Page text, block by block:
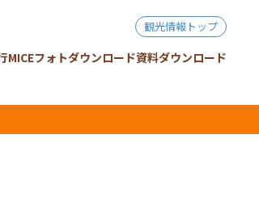
観光情報トップ
MICEフォトダウンロード資料ダウンロード